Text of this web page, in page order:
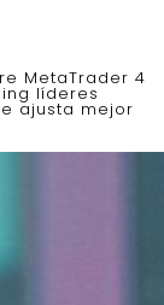
MetaTrader 4
líderes
ajusta mejor